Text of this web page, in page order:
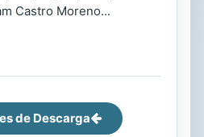
Castro Moreno...
de Descarga